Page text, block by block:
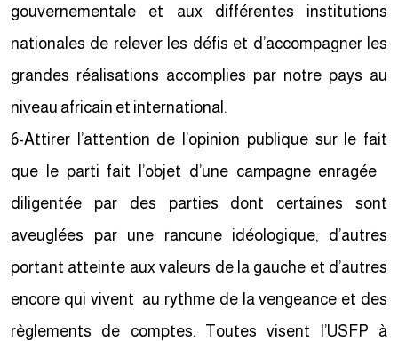
gouvernementale et aux différentes institutions
nationales de relever les défis et d’accompagner les
grandes réalisations accomplies par notre pays au
niveau africain et international.
6-Attirer l’attention de l’opinion publique sur le fait
que le parti fait l’objet d’une campagne enragée
diligentée par des parties dont certaines sont
aveuglées par une rancune idéologique, d’autres
portant atteinte aux valeurs de la gauche et d’autres
encore qui vivent au rythme de la vengeance et des
règlements de comptes. Toutes visent l’USFP à